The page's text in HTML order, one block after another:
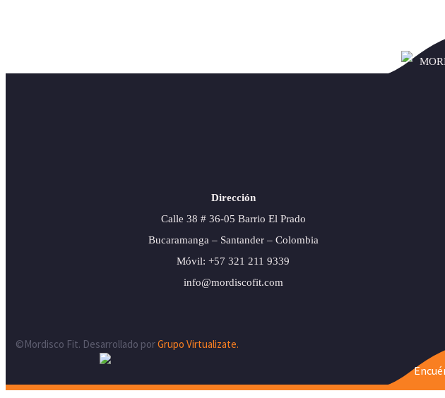
Dirección
Calle 38 # 36-05 Barrio El Prado
Bucaramanga – Santander – Colombia
Móvil: +57 321 211 9339
info@mordiscofit.com
©Mordisco Fit. Desarrollado porGrupo Virtualizate.